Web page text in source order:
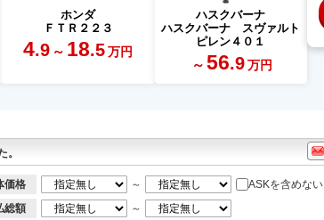
ホンダ
ＦＴＲ２２３
4.9 ～ 18.5 万円
ハスクバーナ
ハスクバーナ スヴァルト
ピレン４０１
～ 56.9 万円
。
価格 ～
ASKを含めない
総額
～